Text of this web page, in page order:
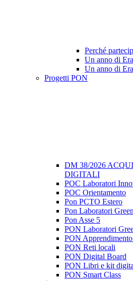
Perché
Un anno di
Un anno di
Progetti PON
DM 38/2026
DIGITALI
POC Laboratori
POC Orientamento
Pon PCTO Estero
Pon Laboratori
Pon Asse 5
PON Laboratori
PON
PON Reti locali
PON Digital Board
PON Libri e kit
PON Smart Class